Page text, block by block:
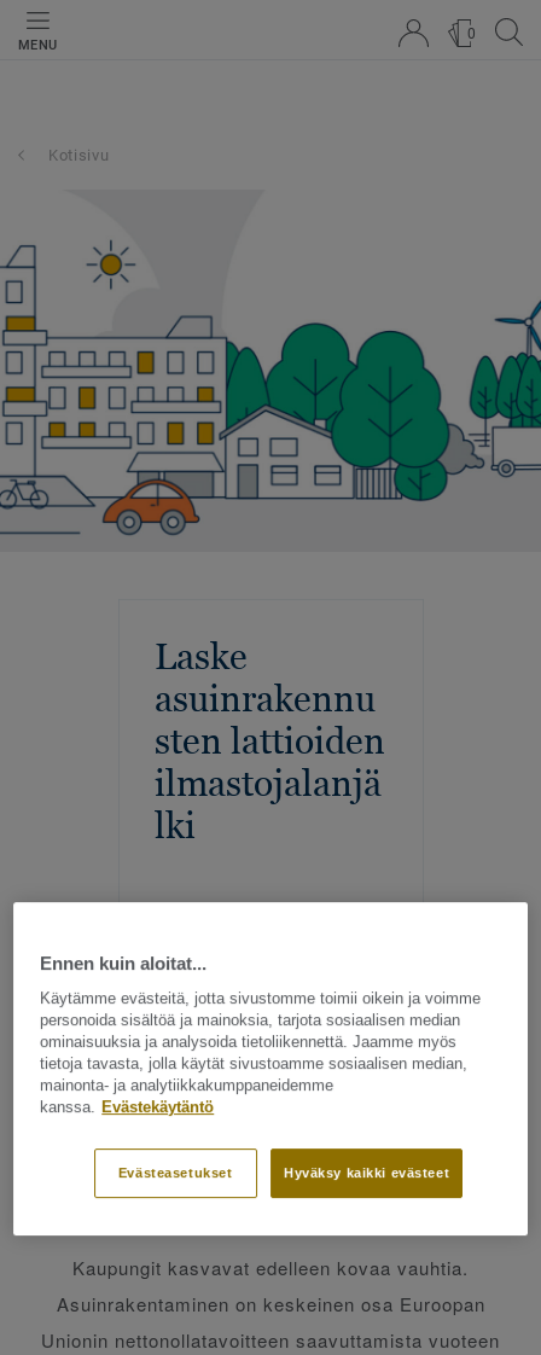
MENU
0
Kotisivu
Laske
asuinrakennu
sten lattioiden
ilmastojalanjä
lki
asuminen
Kaupungit kasvavat edelleen kovaa vauhtia.
Asuinrakentaminen on keskeinen osa Euroopan
Unionin nettonollatavoitteen saavuttamista vuoteen
Ennen kuin aloitat...
Käytämme evästeitä, jotta sivustomme toimii oikein ja voimme
personoida sisältöä ja mainoksia, tarjota sosiaalisen median
ominaisuuksia ja analysoida tietoliikennettä. Jaamme myös
tietoja tavasta, jolla käytät sivustoamme sosiaalisen median,
mainonta- ja analytiikkakumppaneidemme
kanssa. Evästekäytäntö
Hyväksy kaikki evästeet
Evästeasetukset